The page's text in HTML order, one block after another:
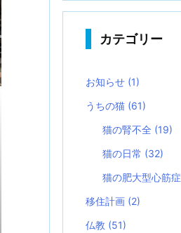
カテゴリー
お知らせ (1)
うちの猫 (61)
猫の腎不全 (19)
猫の日常 (32)
猫の肥大型心筋症
移住計画 (2)
仏教 (51)